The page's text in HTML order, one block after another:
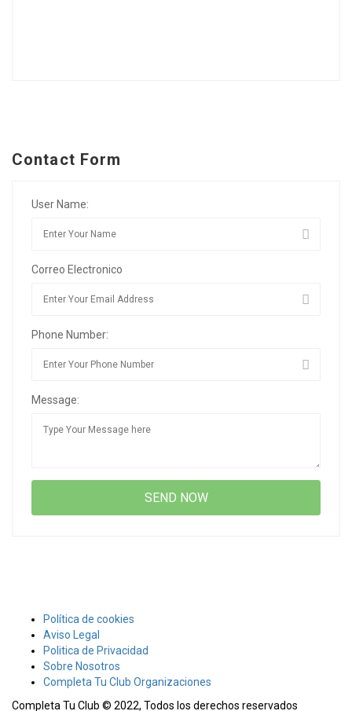
Contact Form
User Name:
Correo Electronico
Phone Number:
Message:
Política de cookies
Aviso Legal
Politica de Privacidad
Sobre Nosotros
Completa Tu Club Organizaciones
Completa Tu Club © 2022, Todos los derechos reservados